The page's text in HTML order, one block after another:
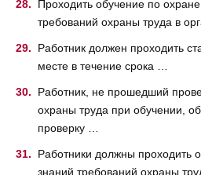
Проходить обучение по
требований охраны труда в
Работник должен проходить
месте в течение срока …
Работник, не прошедший
охраны труда при обучении,
проверку …
Работники должны проходить
знаний требований охраны